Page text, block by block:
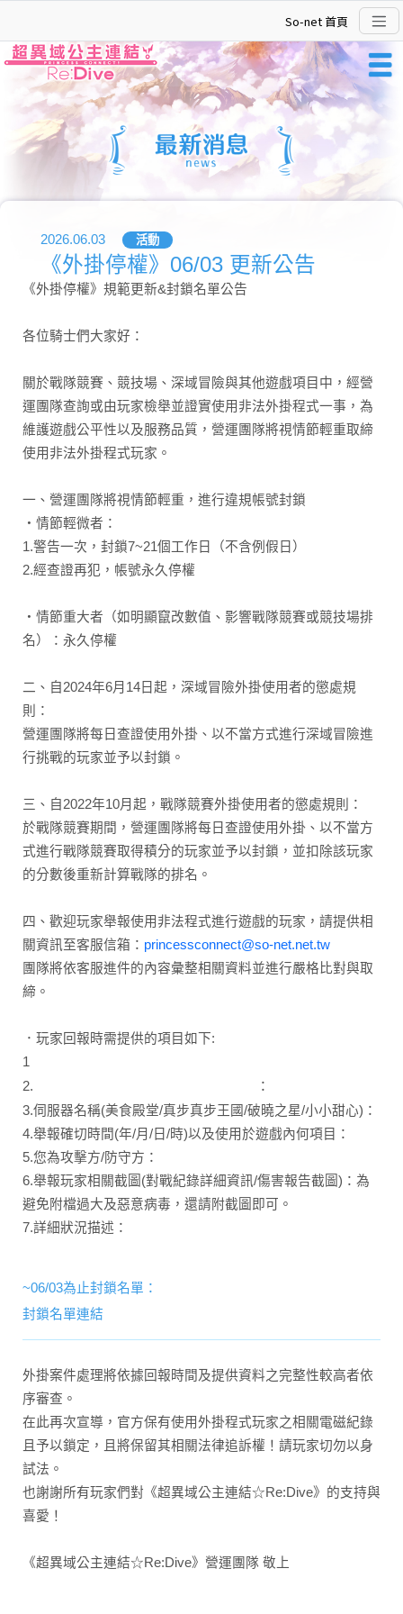
So-net 首頁
最新消息
2026.06.03 活動
《外掛停權》06/03 更新公告
超異域公主連結☆Re：Dive
《外掛停權》規範更新&封鎖名單公告
各位騎士們大家好：
關於戰隊競賽、競技場、深域冒險與其他遊戲項目中，經營
運團隊查詢或由玩家檢舉並證實使用非法外掛程式一事，為
維護遊戲公平性以及服務品質，營運團隊將視情節輕重取締
使用非法外掛程式玩家。
一、營運團隊將視情節輕重，進行違規帳號封鎖
・情節輕微者：
1.警告一次，封鎖7~21個工作日（不含例假日）
2.經查證再犯，帳號永久停權
・情節重大者（如明顯竄改數值、影響戰隊競賽或競技場排
名）：永久停權
二、自2024年6月14日起，深域冒險外掛使用者的懲處規
則：
營運團隊將每日查證使用外掛、以不當方式進行深域冒險進
行挑戰的玩家並予以封鎖。
三、自2022年10月起，戰隊競賽外掛使用者的懲處規則：
於戰隊競賽期間，營運團隊將每日查證使用外掛、以不當方
式進行戰隊競賽取得積分的玩家並予以封鎖，並扣除該玩家
的分數後重新計算戰隊的排名。
四、歡迎玩家舉報使用非法程式進行遊戲的玩家，請提供相
關資訊至客服信箱： princessconnect@so-net.net.tw
團隊將依客服進件的內容彙整相關資料並進行嚴格比對與取
締。
．玩家回報時需提供的項目如下:
1
2.
：
3.伺服器名稱(美食殿堂/真步真步王國/破曉之星/小小甜心)：
4.舉報確切時間(年/月/日/時)以及使用於遊戲內何項目：
5.您為攻擊方/防守方：
6.舉報玩家相關截圖(對戰紀錄詳細資訊/傷害報告截圖)：為
避免附檔過大及惡意病毒，還請附截圖即可。
7.詳細狀況描述：
~06/03為止封鎖名單：
封鎖名單連結
外掛案件處理將依據回報時間及提供資料之完整性較高者依
序審查。
在此再次宣導，官方保有使用外掛程式玩家之相關電磁紀錄
且予以鎖定，且將保留其相關法律追訴權！請玩家切勿以身
試法。
也謝謝所有玩家們對《超異域公主連結☆Re:Dive》的支持與
喜愛！
《超異域公主連結☆Re:Dive》營運團隊 敬上